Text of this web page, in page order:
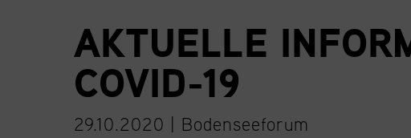
AKTUELLE
COVID-19
29.10.2020 | Bodenseeforum